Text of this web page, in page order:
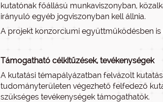
kutatónak főállású munkaviszonyban,
irányuló egyéb jogviszonyban kell állnia.
A projekt konzorciumi együttműködésben is
Támogatható célkitűzések, tevékenységek
A kutatási témapályázatban felvázolt
tudományterületen végezhető felfedező
szükséges tevékenységek támogathatók.